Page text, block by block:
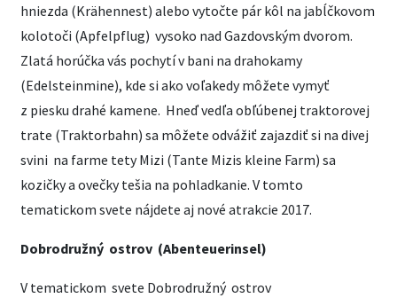
hniezda (Krähennest) alebo vytočte pár kôl na jabĺčkovom
kolotoči (Apfelpflug) vysoko nad Gazdovským dvorom.
Zlatá horúčka vás pochytí v bani na drahokamy
(Edelsteinmine), kde si ako voľakedy môžete vymyť
z piesku drahé kamene. Hneď vedľa obľúbenej traktorovej
trate (Traktorbahn) sa môžete odvážiť zajazdiť si na divej
svini na farme tety Mizi (Tante Mizis kleine Farm) sa
kozičky a ovečky tešia na pohladkanie. V tomto
tematickom svete nájdete aj nové atrakcie 2017.
Dobrodružný ostrov (Abenteuerinsel)
V tematickom svete Dobrodružný ostrov